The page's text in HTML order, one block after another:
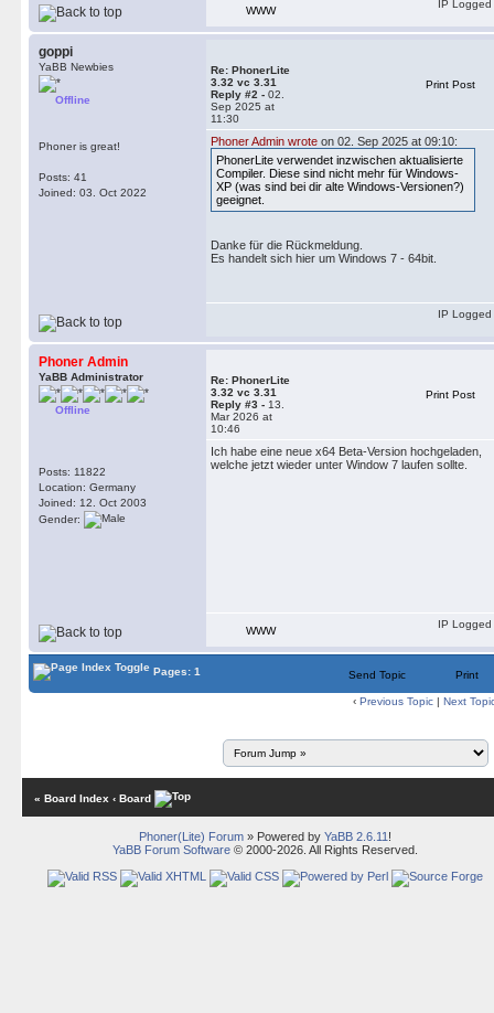
WWW
IP Logged
goppi
YaBB Newbies
Offline
Phoner is great!
Posts: 41
Joined: 03. Oct 2022
Re: PhonerLite
3.32 vc 3.31
Reply #2 - 02.
Sep 2025 at
11:30
Print Post
Phoner Admin wrote on 02. Sep 2025 at 09:10:
PhonerLite verwendet inzwischen aktualisierte
Compiler. Diese sind nicht mehr für Windows-
XP (was sind bei dir alte Windows-Versionen?)
geeignet.
Danke für die Rückmeldung.
Es handelt sich hier um Windows 7 - 64bit.
IP Logged
Phoner Admin
YaBB Administrator
Offline
Posts: 11822
Location: Germany
Joined: 12. Oct 2003
Gender:
Re: PhonerLite
3.32 vc 3.31
Reply #3 - 13.
Mar 2026 at
10:46
Print Post
Ich habe eine neue x64 Beta-Version hochgeladen,
welche jetzt wieder unter Window 7 laufen sollte.
WWW
IP Logged
Pages: 1 Send Topic Print
‹ Previous Topic | Next
« Board Index ‹ Board
Phoner(Lite) Forum» Powered by YaBB 2.6.11 !
YaBB Forum Software© 2000-2026. All Rights Reserved.